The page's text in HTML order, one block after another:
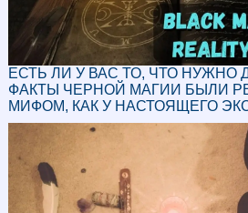
ЕСТЬ ЛИ У ВАС ТО, ЧТО НУЖНО
ФАКТЫ ЧЕРНОЙ МАГИИ БЫЛИ
МИФОМ, КАК У НАСТОЯЩЕГО